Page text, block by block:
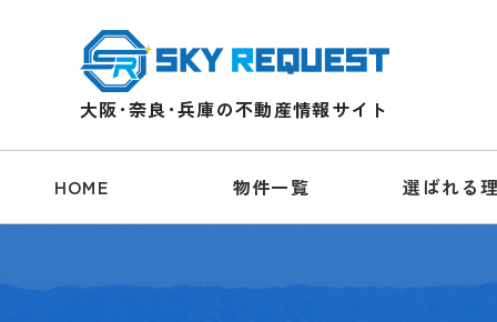
大阪･奈良･兵庫の不動産情報サイト
HOME 物件一覧 選ばれる